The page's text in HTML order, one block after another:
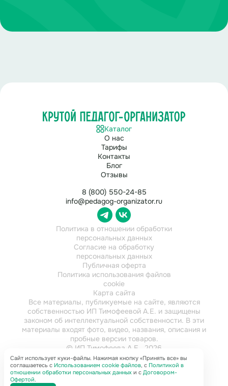
Каталог
О нас
Тарифы
Контакты
Блог
Отзывы
8 (800) 550-24-85
info@pedagog-organizator.ru
Политика в отношении обработки
персональных данных
Согласие на обработку
персональных данных
Публичная оферта
Политика использования файлов
cookie
Карта сайта
Все материалы, публикуемые на сайте, являются
собственностью ИП Тимофеевой А.Е. и защищены
законом об интеллектуальной собственности. В эти
материалы входят фото, видео, названия, описания и
пробные версии товаров.
© ИП Тимофеева А.Е., 2026
ИНН 784202616921
Сайт использует куки-файлы. Нажимая кнопку «Принять все» вы
соглашаетесь с Использованием cookie файлов, с Политикой в
отношении обработки персональных данных и с Договором-
Офертой.